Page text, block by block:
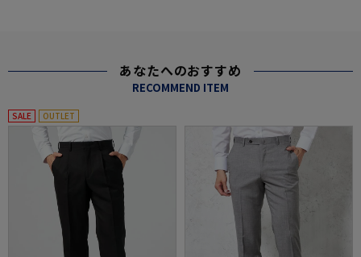
あなたへのおすすめ
RECOMMEND ITEM
SALE OUTLET